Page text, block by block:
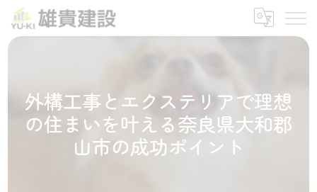
外構工事とエクステリアで理想
の住まいを叶える奈良県大和郡
山市の成功ポイント